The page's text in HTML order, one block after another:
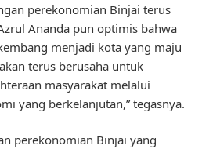
perekonomian Binjai terus
Ananda pun optimis bahwa
menjadi kota yang maju
terus berusaha untuk
masyarakat melalui
yang berkelanjutan,” tegasnya.
perekonomian Binjai yang